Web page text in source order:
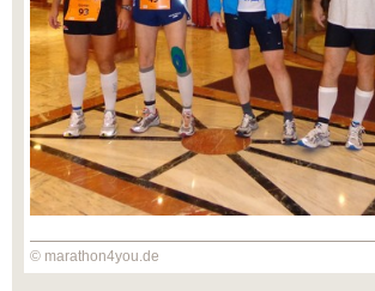
© marathon4you.de